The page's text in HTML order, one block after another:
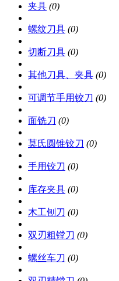
夹具 (0)
螺纹刀具 (0)
切断刀具 (0)
其他刀具、夹具 (0)
可调节手用铰刀 (0)
面铣刀 (0)
莫氏圆锥铰刀 (0)
手用铰刀 (0)
库存夹具 (0)
木工刨刀 (0)
双刃粗镗刀 (0)
螺丝车刀 (0)